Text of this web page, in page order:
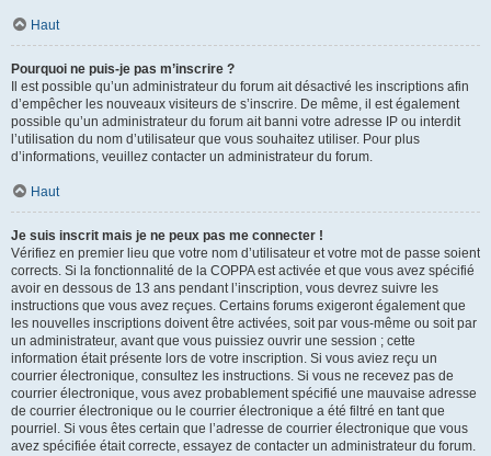
Haut
Pourquoi ne puis-je pas m’inscrire ?
Il est possible qu’un administrateur du forum ait désactivé les inscriptions afin
d’empêcher les nouveaux visiteurs de s’inscrire. De même, il est également
possible qu’un administrateur du forum ait banni votre adresse IP ou interdit
l’utilisation du nom d’utilisateur que vous souhaitez utiliser. Pour plus
d’informations, veuillez contacter un administrateur du forum.
Haut
Je suis inscrit mais je ne peux pas me connecter !
Vérifiez en premier lieu que votre nom d’utilisateur et votre mot de passe soient
corrects. Si la fonctionnalité de la COPPA est activée et que vous avez spécifié
avoir en dessous de 13 ans pendant l’inscription, vous devrez suivre les
instructions que vous avez reçues. Certains forums exigeront également que
les nouvelles inscriptions doivent être activées, soit par vous-même ou soit par
un administrateur, avant que vous puissiez ouvrir une session ; cette
information était présente lors de votre inscription. Si vous aviez reçu un
courrier électronique, consultez les instructions. Si vous ne recevez pas de
courrier électronique, vous avez probablement spécifié une mauvaise adresse
de courrier électronique ou le courrier électronique a été filtré en tant que
pourriel. Si vous êtes certain que l’adresse de courrier électronique que vous
avez spécifiée était correcte, essayez de contacter un administrateur du forum.